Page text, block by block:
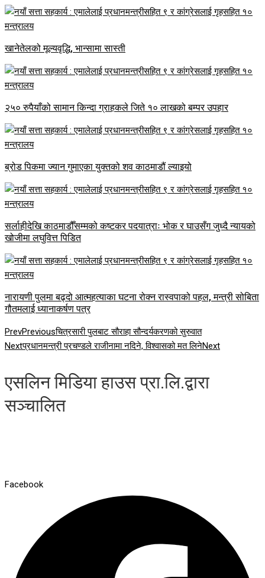
खानेतेलको मूल्यवृद्धि, भान्सामा सास्ती
२५० रुपैयाँको सामान किन्दा ग्राहकले जिते १० लाखको बम्पर उपहार
ब्रोड पिकमा ज्यान गुमाएका युक्तको शव काठमाडौं ल्याइयो
सर्लाहीदेखि काठमाडौँसम्मको कष्टकर पदयात्राः भोक र घाउसँग जुध्दै न्यायको
खोजीमा लघुवित्त पिडित
नारायणी पुलमा बढ्दो आत्महत्याका घटना रोक्न रास्वपाको पहल, मन्त्री सोबिता
गौतमलाई ध्यानाकर्षण पत्र
PrevPreviousचित्रसारी पुलबाट सौराहा सौन्दर्यकरणको सुरुवात
Nextप्रधानमन्त्री प्रचण्डले राजीनामा नदिने, विश्वासको मत लिनेNext
एसलिन मिडिया हाउस प्रा.लि.द्वारा
सञ्चालित
Facebook